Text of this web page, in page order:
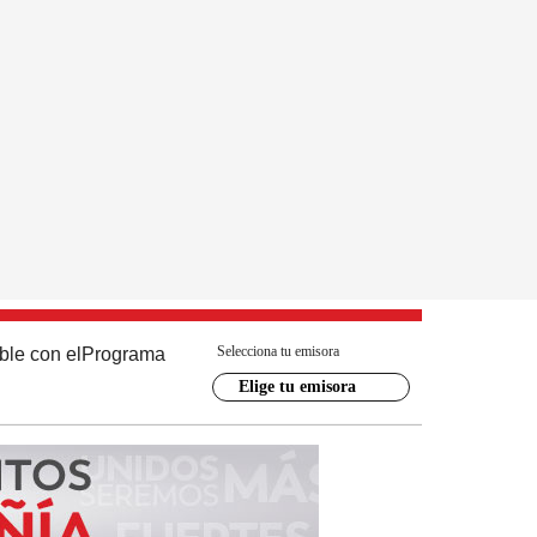
con el Programa Selecciona tu emisora
Elige tu emisora